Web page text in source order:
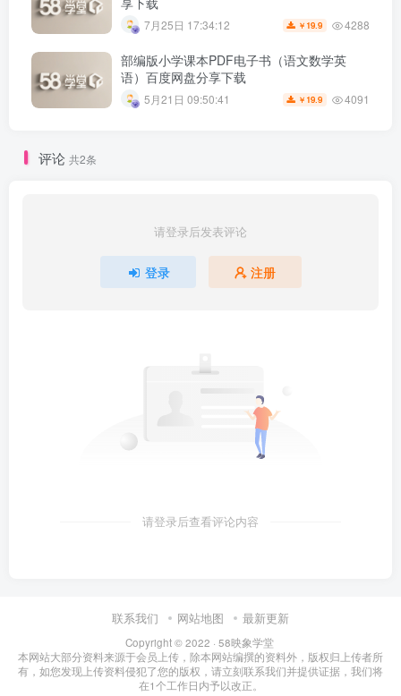
7月25日 17:34:12 ￥ 19.9 4288
部编版小学课本PDF电子书（语文数学英
语）百度网盘分享下载
5月21日 09:50:41 ￥ 19.9 4091
评论 共2条
请登录后发表评论
登录 注册
请登录后查看评论内容
联系我们 网站地图 最新更新
Copyright © 2022 · 58映象学堂
本网站大部分资料来源于会员上传，除本网站编撰的资料外，版权归上传者所
有，如您发现上传资料侵犯了您的版权，请立刻联系我们并提供证据，我们将
在1个工作日内予以改正。